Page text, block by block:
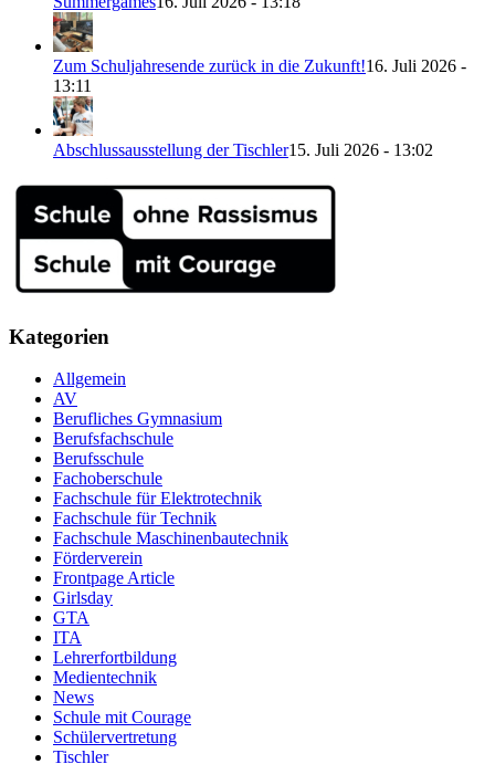
Zum Schuljahresende zurück in die Zukunft!16. Juli 2026 -
13:11
Abschlussausstellung der Tischler15. Juli 2026 - 13:02
Kategorien
Allgemein
AV
Berufliches Gymnasium
Berufsfachschule
Berufsschule
Fachoberschule
Fachschule für Elektrotechnik
Fachschule für Technik
Fachschule Maschinenbautechnik
Förderverein
Frontpage Article
Girlsday
GTA
ITA
Lehrerfortbildung
Medientechnik
News
Schule mit Courage
Schülervertretung
Tischler